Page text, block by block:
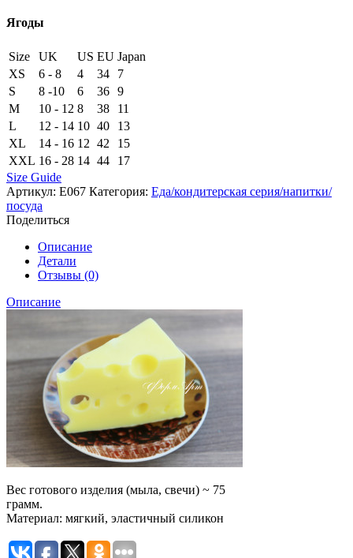
Ягоды
Size UK US EU Japan
XS
6 - 8 4 34
7
S
8 -10 6 36 9
M
10 - 12 8 38
11
L
12 - 14 10 40
13
XL
14 - 16 12 42
15
XXL 16 - 28 14 44
17
Size Guide
Артикул: Е067 Категория: Еда/кондитерская серия/напитки/
посуда
Поделиться
Описание
Детали
Отзывы (0)
Описание
Вес готового изделия (мыла, свечи) ~ 75
грамм.
Материал: мягкий, эластичный силикон